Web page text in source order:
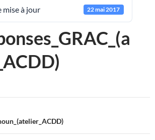
mise à jour 22 mai 2017